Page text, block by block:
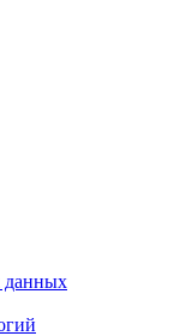
данных